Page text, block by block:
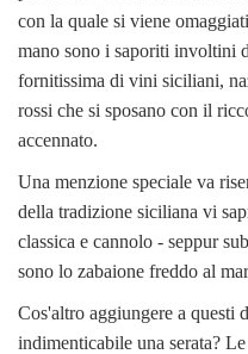
con la quale si viene
mano sono i saporiti involtini
fornitissima di vini siciliani,
rossi che si sposano con il
accennato.
Una menzione speciale va
della tradizione siciliana vi
classica e cannolo - seppur
sono lo zabaione freddo al
Cos'altro aggiungere a questi
indimenticabile una serata?